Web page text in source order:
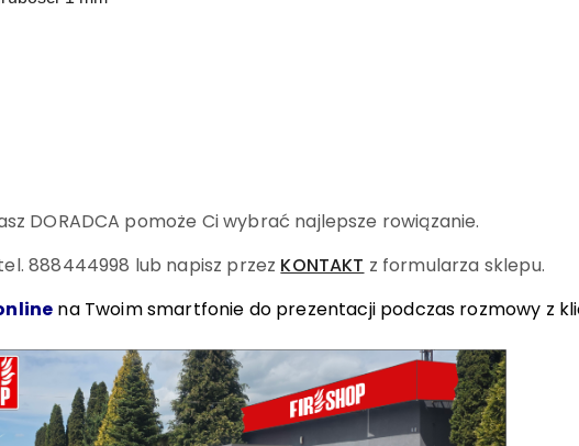
DORADCA pomoże Ci wybrać najlepsze rowiązanie.
888444998 lub napisz przez KONTAKT z formularza sklepu.
na Twoim smartfonie do prezentacji podczas rozmowy z